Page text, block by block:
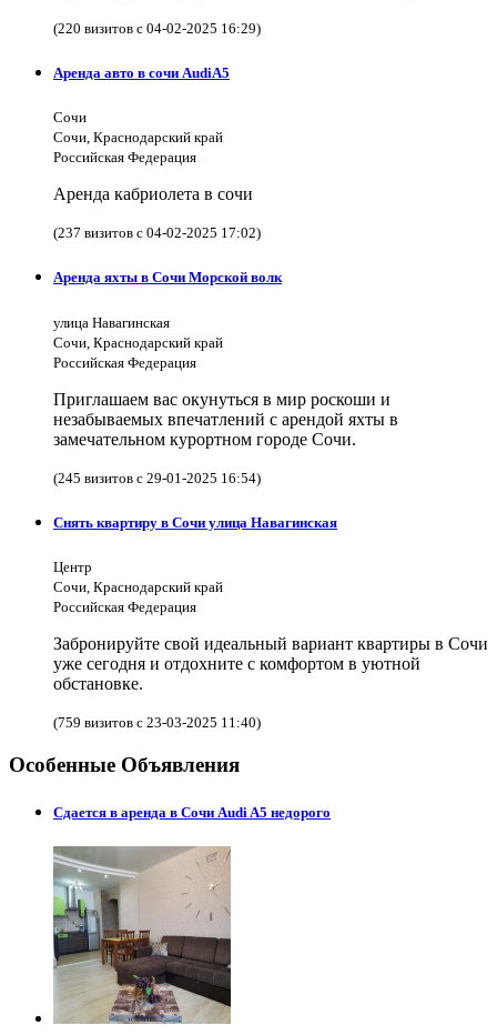
(220 визитов с 04-02-2025 16:29)
Аренда авто в сочи AudiA5
Сочи
Сочи, Краснодарский край
Российская Федерация
Аренда кабриолета в сочи
(237 визитов с 04-02-2025 17:02)
Аренда яхты в Сочи Морской волк
улица Навагинская
Сочи, Краснодарский край
Российская Федерация
Приглашаем вас окунуться в мир роскоши и
незабываемых впечатлений с арендой яхты в
замечательном курортном городе Сочи.
(245 визитов с 29-01-2025 16:54)
Снять квартиру в Сочи улица Навагинская
Центр
Сочи, Краснодарский край
Российская Федерация
Забронируйте свой идеальный вариант квартиры в Сочи
уже сегодня и отдохните с комфортом в уютной
обстановке.
(759 визитов с 23-03-2025 11:40)
Особенные Объявления
Сдается в аренда в Сочи Audi A5 недорого